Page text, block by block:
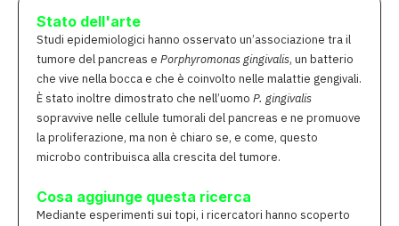
Stato dell'arte
Studi epidemiologici hanno osservato un’associazione tra il
tumore del pancreas e Porphyromonas gingivalis, un batterio
che vive nella bocca e che è coinvolto nelle malattie gengivali.
È stato inoltre dimostrato che nell’uomo P. gingivalis
sopravvive nelle cellule tumorali del pancreas e ne promuove
la proliferazione, ma non è chiaro se, e come, questo
microbo contribuisca alla crescita del tumore.
Cosa aggiunge questa ricerca
Mediante esperimenti sui topi, i ricercatori hanno scoperto